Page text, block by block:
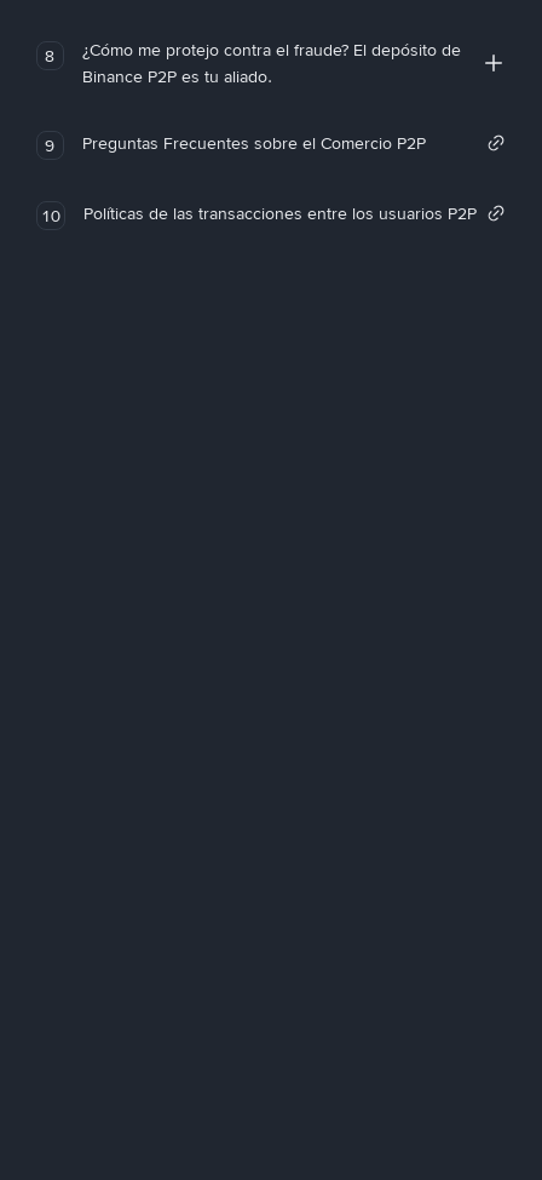
8
¿Cómo me protejo contra el fraude? El depósito de
Binance P2P es tu aliado.
9 Preguntas Frecuentes sobre el Comercio P2P
10 Políticas de las transacciones entre los usuarios P2P